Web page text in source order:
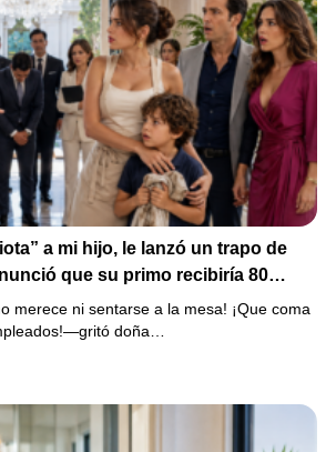
a mi hijo, le lanzó un trapo de
que su primo recibiría 80
las acciones: “Aprende cuál es tu
silencio hasta que terminaron de
una grabación y alguien llamó a
merece ni sentarse a la mesa! ¡Que coma
doña…